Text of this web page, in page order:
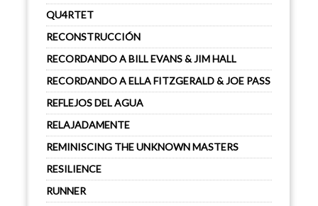
QU4RTET
RECONSTRUCCIÓN
RECORDANDO A BILL EVANS & JIM HALL
RECORDANDO A ELLA FITZGERALD & JOE PASS
REFLEJOS DEL AGUA
RELAJADAMENTE
REMINISCING THE UNKNOWN MASTERS
RESILIENCE
RUNNER